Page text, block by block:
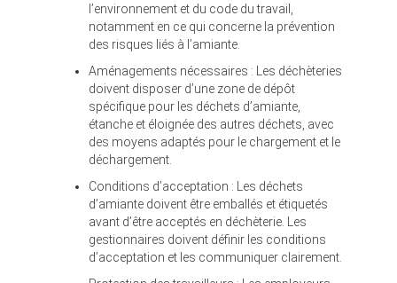
l’environnement et du code du travail,
notamment en ce qui concerne la prévention
des risques liés à l’amiante.
Aménagements nécessaires : Les déchèteries
doivent disposer d’une zone de dépôt
spécifique pour les déchets d’amiante,
étanche et éloignée des autres déchets, avec
des moyens adaptés pour le chargement et le
déchargement.
Conditions d’acceptation : Les déchets
d’amiante doivent être emballés et étiquetés
avant d’être acceptés en déchèterie. Les
gestionnaires doivent définir les conditions
d’acceptation et les communiquer clairement.